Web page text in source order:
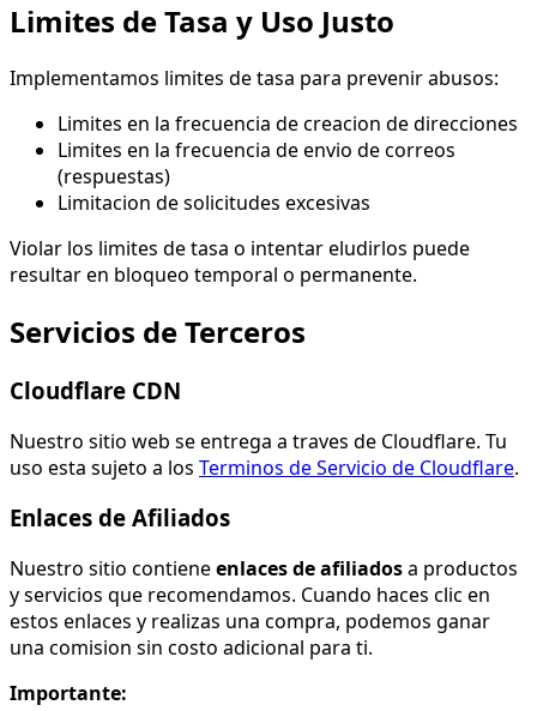
Limites de Tasa y Uso Justo
Implementamos limites de tasa para prevenir abusos:
Limites en la frecuencia de creacion de direcciones
Limites en la frecuencia de envio de correos
(respuestas)
Limitacion de solicitudes excesivas
Violar los limites de tasa o intentar eludirlos puede
resultar en bloqueo temporal o permanente.
Servicios de Terceros
Cloudflare CDN
Nuestro sitio web se entrega a traves de Cloudflare. Tu
uso esta sujeto a los Terminos de Servicio de Cloudflare.
Enlaces de Afiliados
Nuestro sitio contieneenlaces de afiliadosa productos
y servicios que recomendamos. Cuando haces clic en
estos enlaces y realizas una compra, podemos ganar
una comision sin costo adicional para ti.
Importante: